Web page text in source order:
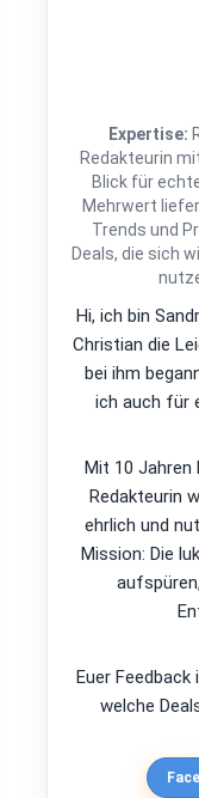
Expertise:
Redakteurin
Blick für
Mehrwert
Trends und
Deals, die sich
Hi, ich bin
Christian die
bei ihm
ich auch für
Mit 10 Jahren
Redakteurin
ehrlich und
Mission: Die
Euer
welche